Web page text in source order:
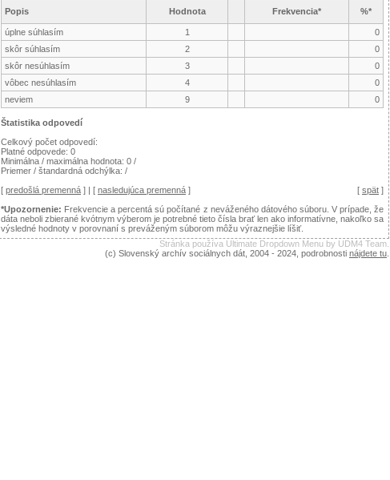
Popis Hodnota Frekvencia* %*
úplne súhlasím 1
0
skôr súhlasím
2
0
skôr nesúhlasím
3
0
vôbec nesúhlasím
4
0
neviem
9 0
Štatistika odpovedí
Celkový počet odpovedí:
Platné odpovede: 0
Minimálna / maximálna hodnota: 0 /
Priemer / štandardná odchýlka: /
[ predošlá premenná ] | [ nasledujúca premenná ] [ spät ]
*Upozornenie: Frekvencie a percentá sú počítané z neváženého dátového súboru. V prípade, že
dáta neboli zbierané kvótnym výberom je potrebné tieto čísla brať len ako informatívne, nakoľko sa
výsledné hodnoty v porovnaní s preváženým súborom môžu výraznejšie líšiť.
Stránka používa Ultimate Dropdown Menu by UDM4 Team.
(c) Slovenský archív sociálnych dát, 2004 - 2024, podrobnosti nájdete tu